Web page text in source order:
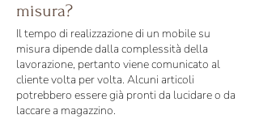
misura?
Il tempo di realizzazione di un mobile su
misura dipende dalla complessità della
lavorazione, pertanto viene comunicato al
cliente volta per volta. Alcuni articoli
potrebbero essere già pronti da lucidare o da
laccare a magazzino.